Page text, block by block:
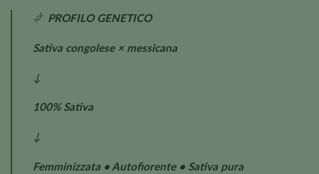
PROFILO GENETICO
Sativa congolese × messicana
↓
100% Sativa
↓
Femminizzata • Autofiorente • Sativa pura